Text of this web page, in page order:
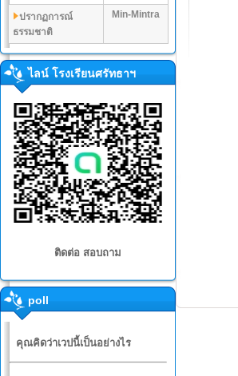
ปรากฏการณ์
ธรรมชาติ
Min-Mintra
ไลน์ โรงเรียนศรัทธาฯ
ติดต่อ สอบถาม
poll
คุณคิดว่าเวปนี้เป็นอย่างไร